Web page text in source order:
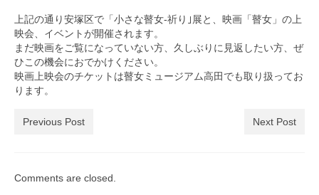
上記の通り安塚区で「小さな瞽女-祈り｣展と、映画「瞽女」の上
映会、イベントが開催されます。
まだ映画をご覧になっていない方、久しぶりに見返したい方、ぜ
ひこの機会におでかけください。
映画上映会のチケットは瞽女ミュージアム高田でも取り扱ってお
ります。
Previous Post Next Post
Comments are closed.